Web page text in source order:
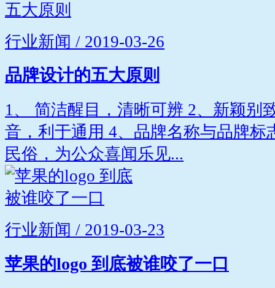
行业新闻 / 2019-03-26
品牌设计的五大原则
1、 简洁醒目，清晰可辨 2、新颖别
音，利于通用 4、品牌名称与品牌标
民俗，为公众喜闻乐见...
行业新闻 / 2019-03-23
苹果的logo 到底被谁咬了一口